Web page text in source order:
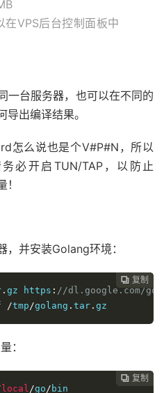
在VPS后台控制面板中
一台服务器，也可以在不同的
出编译结果。
怎么说也是个V#P#N，所以
必开启TUN/TAP，以防止
并安装Golang环境：
 复制
 复制
 复制
 复制
 复制
 复制
 复制
 复制
 复制
 复制
 复制
 复制
 复制
 复制
 复制
 复制
 复制
 复制
 复制
 复制
 复制
 复制
 复制
 复制
. gz https : //dl.google.com/
/tmp/golang . tar . gz
：
 复制
 复制
 复制
 复制
 复制
 复制
 复制
 复制
 复制
 复制
 复制
 复制
 复制
 复制
 复制
 复制
 复制
 复制
 复制
 复制
 复制
 复制
 复制
local/go/ bin